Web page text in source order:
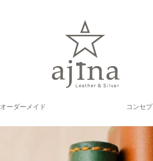
オーダーメイド コンセプ